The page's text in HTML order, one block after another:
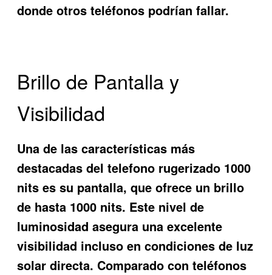
donde otros teléfonos podrían fallar.
Brillo de Pantalla y
Visibilidad
Una de las características más
destacadas deltelefono rugerizado 1000
nits es su pantalla, que ofrece un brillo
de hasta 1000 nits. Este nivel de
luminosidad asegura una excelente
visibilidad incluso en condiciones de luz
solar directa. Comparado con teléfonos